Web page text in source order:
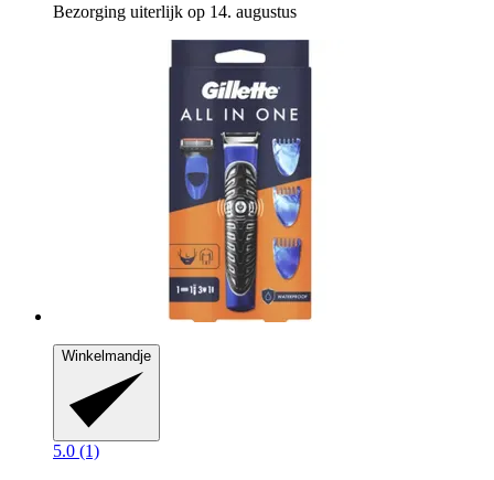
Bezorging uiterlijk op 14. augustus
Winkelmandje
5.0 (1)